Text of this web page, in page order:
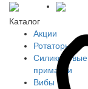
Каталог
Акции
Ротаторы
Силиконовые
приманки
Вибы